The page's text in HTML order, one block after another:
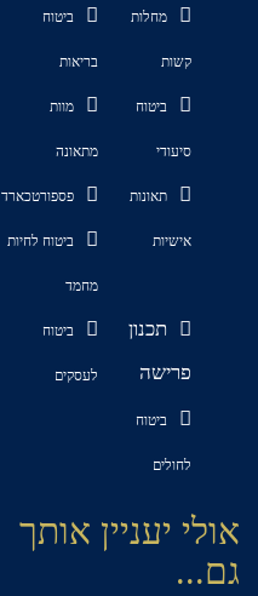
מחלות
קשות
ביטוח
בריאות
ביטוח
סיעודי
מוות
מתאונה
תאונות
אישיות
פספורטכארד
ביטוח לחיות
מחמד
תכנון
פרישה
ביטוח
לעסקים
ביטוח
לחולים
אולי יעניין אותך
גם...